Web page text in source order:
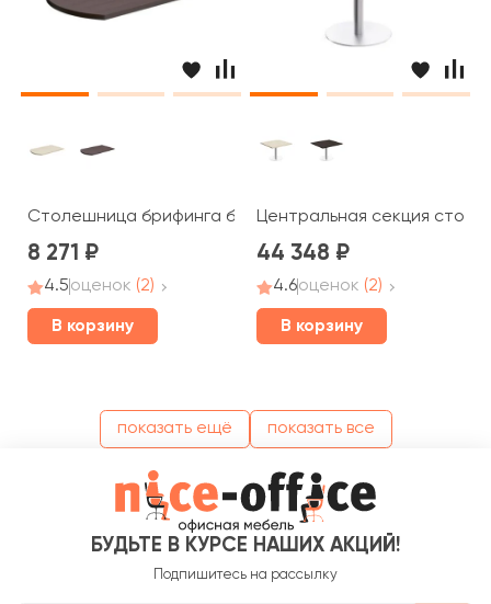
Столешница брифинга без опоры 80x130x3,6 Born
8 271
4.5оценок (2)
В корзину
Центральная секция стола
44 348
4.6оценок (2)
В корзину
показать ещё показать все
БУДЬТЕ В КУРСЕ НАШИХ АКЦИЙ!
Подпишитесь на рассылку